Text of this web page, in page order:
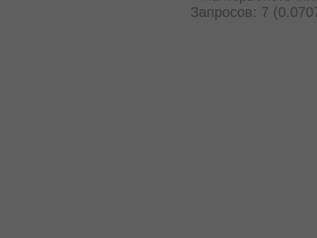
Запросов: 7